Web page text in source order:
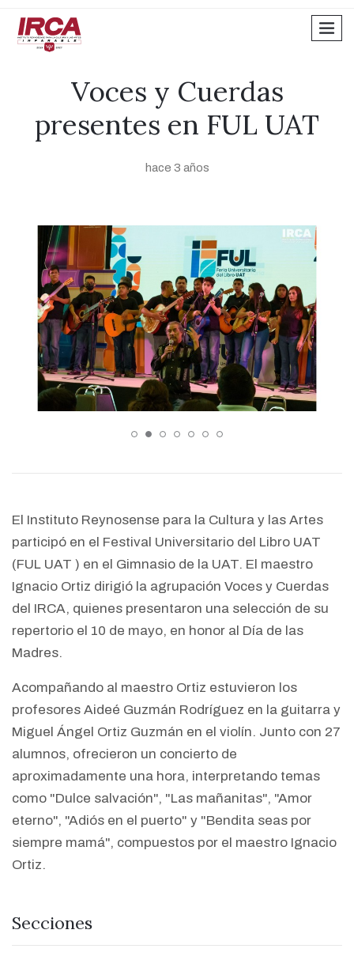
Voces y Cuerdas
presentes en FUL UAT
hace 3 años
El Instituto Reynosense para la Cultura y las Artes
participó en el Festival Universitario del Libro UAT
(FUL UAT ) en el Gimnasio de la UAT. El maestro
Ignacio Ortiz dirigió la agrupación Voces y Cuerdas
del IRCA, quienes presentaron una selección de su
repertorio el 10 de mayo, en honor al Día de las
Madres.
Acompañando al maestro Ortiz estuvieron los
profesores Aideé Guzmán Rodríguez en la guitarra y
Miguel Ángel Ortiz Guzmán en el violín. Junto con 27
alumnos, ofrecieron un concierto de
aproximadamente una hora, interpretando temas
como "Dulce salvación", "Las mañanitas", "Amor
eterno", "Adiós en el puerto" y "Bendita seas por
siempre mamá", compuestos por el maestro Ignacio
Ortiz.
Secciones